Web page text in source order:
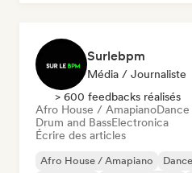
Surlebpm
Média / Journaliste
> 600 feedbacks réalisés
Afro House / Amapiano
Drum and BassElectronica
Écrire des articles
Afro House / Amapiano